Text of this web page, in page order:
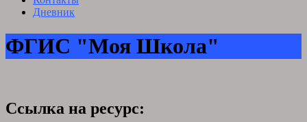
Дневник
ФГИС "Моя Школа"
Ссылка на ресурс: